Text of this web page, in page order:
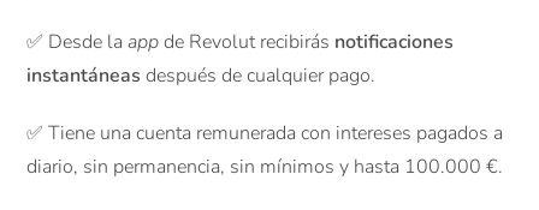
✅ Desde laappde Revolut recibirás notificaciones
instantáneas después de cualquier pago.
✅ Tiene una cuenta remunerada con intereses pagados a
diario, sin permanencia, sin mínimos y hasta 100.000 €.